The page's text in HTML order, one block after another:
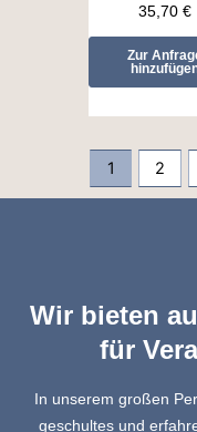
35,70 €
Zur
1 2
Wir bieten
für
In unserem großen
geschultes und